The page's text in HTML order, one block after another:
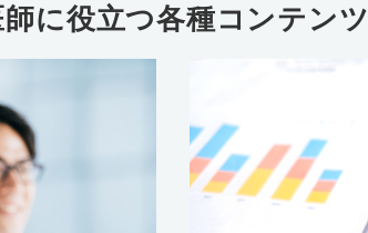
師に役立つ各種コンテンツ